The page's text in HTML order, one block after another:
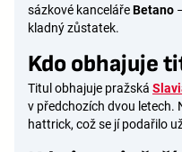
sázkové kancelářeBetano
kladný zůstatek.
Kdo obhajuje
Titul obhajuje pražská
v předchozích dvou letech.
hattrick, což se jí podařilo